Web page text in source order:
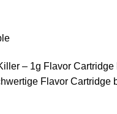
– 1g Flavor
Flavor